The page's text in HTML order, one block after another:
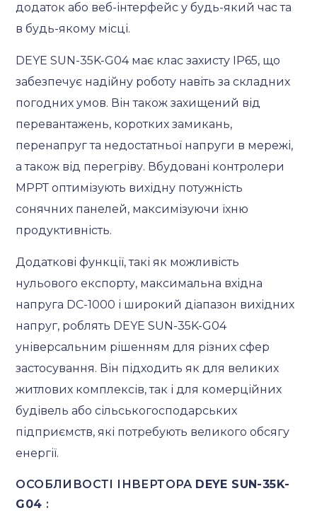
додаток або веб-інтерфейс у будь-який час та
в будь-якому місці.
DEYE SUN-35K-G04 має клас захисту IP65, що
забезпечує надійну роботу навіть за складних
погодних умов. Він також захищений від
перевантажень, коротких замикань,
перенапруг та недостатньої напруги в мережі,
а також від перегріву. Вбудовані контролери
МРРТ оптимізують вихідну потужність
сонячних панелей, максимізуючи їхню
продуктивність.
Додаткові функції, такі як можливість
нульового експорту, максимальна вхідна
напруга DC-1000 і широкий діапазон вихідних
напруг, роблять DEYE SUN-35K-G04
універсальним рішенням для різних сфер
застосування. Він підходить як для великих
житлових комплексів, так і для комерційних
будівель або сільськогосподарських
підприємств, які потребують великого обсягу
енергії.
ОСОБЛИВОСТІ ІНВЕРТОРА DEYE SUN-35K-
G04 :